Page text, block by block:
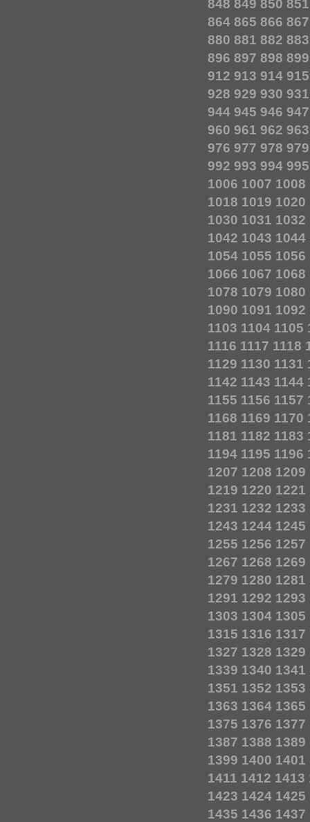
848 849 850 851
864 865 866 867
880 881 882 883
896 897 898 899
912 913 914 915
928 929 930 931
944 945 946 947
960 961 962 963
976 977 978 979
992 993 994 995
1006 1007 1008
1018 1019 1020
1030 1031 1032
1042 1043 1044
1054 1055 1056
1066 1067 1068
1078 1079 1080
1090 1091 1092
1103 1104 1105
1116 1117 1118
1129 1130 1131
1142 1143 1144
1155 1156 1157
1168 1169 1170
1181 1182 1183
1194 1195 1196
1207 1208 1209
1219 1220 1221
1231 1232 1233
1243 1244 1245
1255 1256 1257
1267 1268 1269
1279 1280 1281
1291 1292 1293
1303 1304 1305
1315 1316 1317
1327 1328 1329
1339 1340 1341
1351 1352 1353
1363 1364 1365
1375 1376 1377
1387 1388 1389
1399 1400 1401
1411 1412 1413
1423 1424 1425
1435 1436 1437